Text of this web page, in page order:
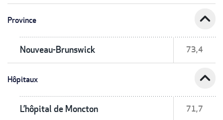
Province expand_less
Nouveau-Brunswick 73,4
Hôpitaux expand_less
L’hôpital de Moncton 71,7